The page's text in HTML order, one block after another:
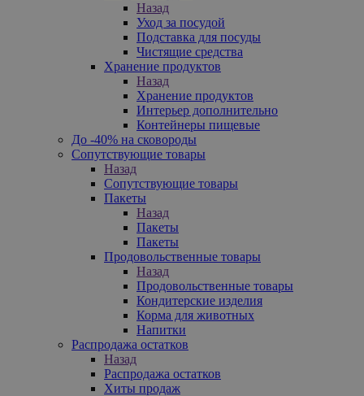
Назад
Уход за посудой
Подставка для посуды
Чистящие средства
Хранение продуктов
Назад
Хранение продуктов
Интерьер дополнительно
Контейнеры пищевые
До -40% на сковороды
Сопутствующие товары
Назад
Сопутствующие товары
Пакеты
Назад
Пакеты
Пакеты
Продовольственные товары
Назад
Продовольственные товары
Кондитерские изделия
Корма для животных
Напитки
Распродажа остатков
Назад
Распродажа остатков
Хиты продаж